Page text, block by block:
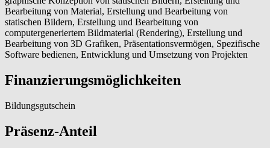
Bearbeitung von Material, Erstellung und Bearbeitung von
statischen Bildern, Erstellung und Bearbeitung von
computergeneriertem Bildmaterial (Rendering), Erstellung und
Bearbeitung von 3D Grafiken, Präsentationsvermögen, Spezifische
Software bedienen, Entwicklung und Umsetzung von Projekten
Finanzierungsmöglichkeiten
Bildungsgutschein
Präsenz-Anteil